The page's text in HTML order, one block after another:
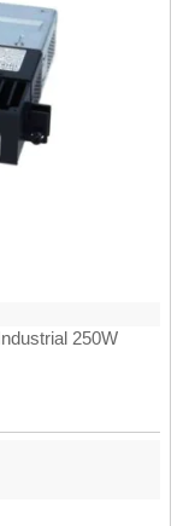
250W